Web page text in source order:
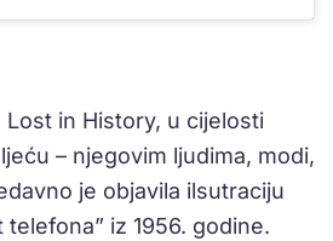
in History, u cijelosti
– njegovim ljudima, modi,
je objavila ilsutraciju
iz 1956. godine.